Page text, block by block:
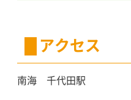
アクセス
南海 千代田駅